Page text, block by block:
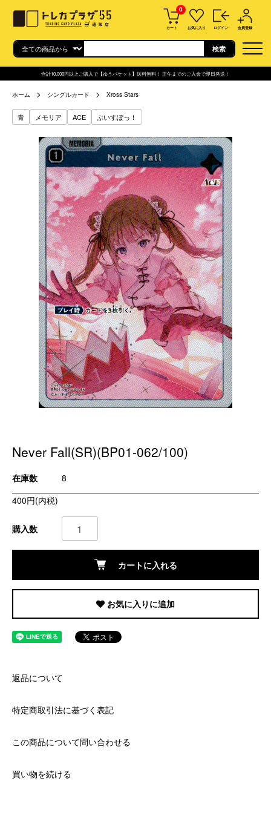
0
カート お気に入り ログイン 会員登録
合計10,000円以上ご購入で【ゆうパケット】送料無料！ 正午までのご入金で即日発送！
ホーム シングルカード Xross Stars
青 メモリア ACE ぶいすぽっ！
Never Fall(SR)(BP01-062/100)
在庫数
8
400円(内税)
購入数
カートに入れる
お気に入りに追加
返品について
特定商取引法に基づく表記
この商品について問い合わせる
買い物を続ける